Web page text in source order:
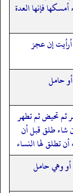
فإنها العدة
إن عجز
حامل
ثم تحيض ثم تطهر
شاء طلق قبل أن
تطلق لها النساء
أو وهي حامل